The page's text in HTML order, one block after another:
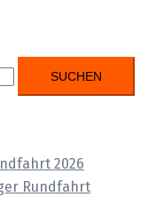
2026
Rundfahrt